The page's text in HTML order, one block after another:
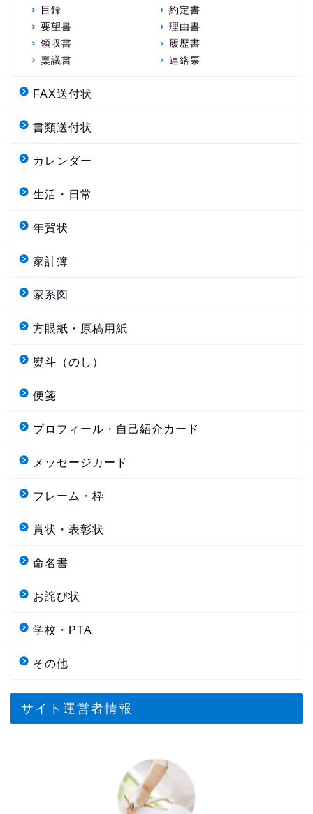
目録
約定書
要望書
理由書
領収書
履歴書
稟議書
連絡票
FAX送付状
書類送付状
カレンダー
生活・日常
年賀状
家計簿
家系図
方眼紙・原稿用紙
熨斗（のし）
便箋
プロフィール・自己紹介カード
メッセージカード
フレーム・枠
賞状・表彰状
命名書
お詫び状
学校・PTA
その他
サイト運営者情報